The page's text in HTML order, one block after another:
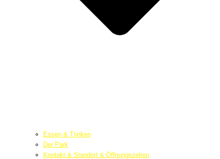
Essen & Trinken
Der Park
Kontakt & Standort & Öffnungszeiten